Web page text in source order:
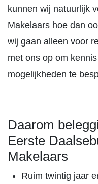
kunnen wij natuurlijk
Makelaars hoe dan
wij gaan alleen voor
met ons op om
mogelijkheden te
Daarom
Eerste
Makelaars
Ruim twintig jaar